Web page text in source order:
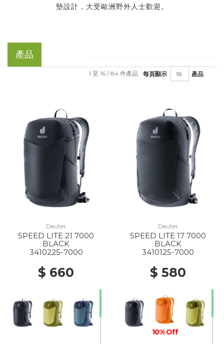
墊設計，大受歐洲野外人士歡迎。
產品
每頁顯示 產品
1 至 16 / 84 件產品
Deuter
SPEED LITE 21 7000
BLACK
3410225-7000
$ 660
Deuter
SPEED LITE 17 7000
BLACK
3410125-7000
$ 580
10% Off